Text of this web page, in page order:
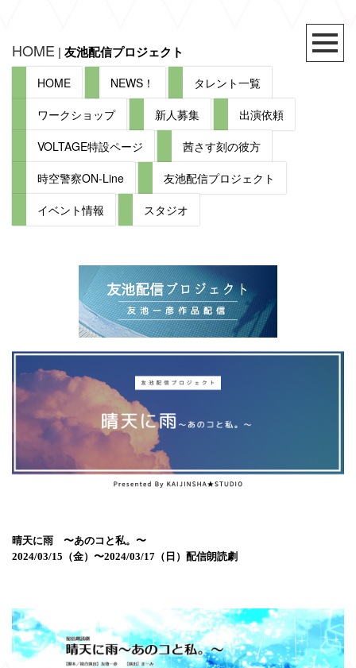
HOME | 友池配信プロジェクト
HOME NEWS！
タレント一覧
ワークショップ
新人募集
出演依頼
VOLTAGE特設ページ
茜さす刻の彼方
時空警察ON-Line
友池配信プロジェクト
イベント情報
スタジオ
晴天に雨 〜あのコと私。〜
2024/03/15（金）〜2024/03/17（日）配信朗読劇